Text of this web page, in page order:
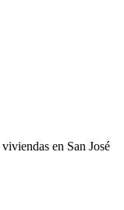
en San José